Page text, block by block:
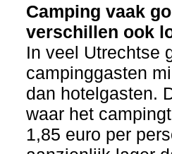
Camping vaak
verschillen ook
In veel Utrechtse
campinggasten
dan hotelgasten.
waar het
1,85 euro per